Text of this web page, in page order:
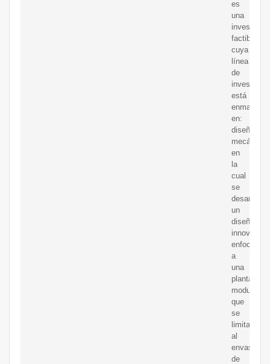
es
una
factible,
cuya
línea
de
está
enmarcada
en:
diseño
mecánico,
en
la
cual
se
desarrolla
un
diseño
innovador
enfocado
a
una
planta
modular
que
se
limita
al
envasado
de